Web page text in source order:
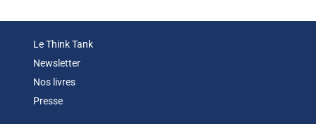
Le Think Tank
Newsletter
Nos livres
Presse